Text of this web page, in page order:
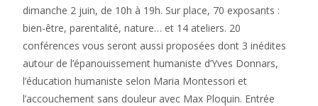
dimanche 2 juin, de 10h à 19h. Sur place, 70 exposants :
bien-être, parentalité, nature… et 14 ateliers. 20
conférences vous seront aussi proposées dont 3 inédites
autour de l’épanouissement humaniste d’Yves Donnars,
l’éducation humaniste selon Maria Montessori et
l’accouchement sans douleur avec Max Ploquin. Entrée